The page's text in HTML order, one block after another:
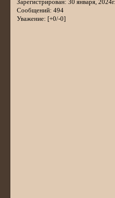
Зарегистрирован: 30 января, 2024г.
Сообщений: 494
Уважение: [+0/-0]